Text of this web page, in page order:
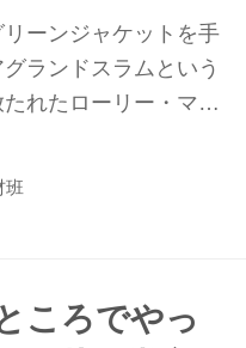
ーンジャケットを手
ランドスラムという
れたローリー・マキ
チャンピオンとして
ャック・ニクラス、
、そしてタイガー・
に6打差という圧倒的
班
ころでやっ